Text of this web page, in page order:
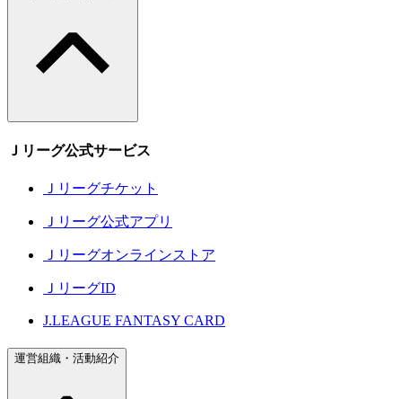
Ｊリーグ公式サービス
Ｊリーグチケット
Ｊリーグ公式アプリ
Ｊリーグオンラインストア
ＪリーグID
J.LEAGUE FANTASY CARD
運営組織・活動紹介